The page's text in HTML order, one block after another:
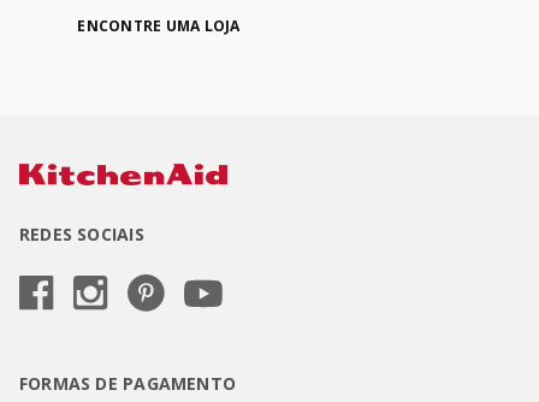
ENCONTRE UMA LOJA
REDES SOCIAIS
FORMAS DE PAGAMENTO